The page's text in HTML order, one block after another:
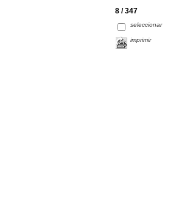
8 / 347
seleccionar
imprimir